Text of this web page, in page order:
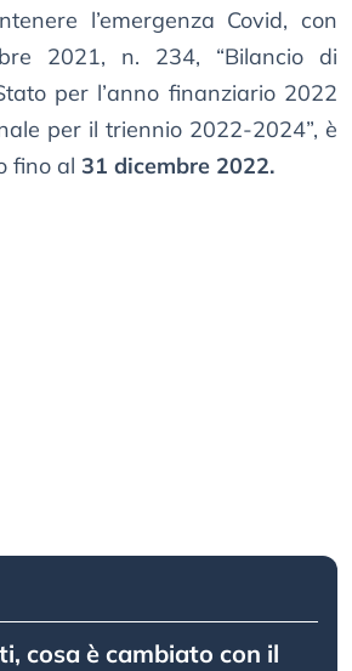
l’emergenza Covid, con
2021, n. 234, “Bilancio di
per l’anno finanziario 2022
per il triennio 2022-2024”, è
fino al 31 dicembre 2022.
cosa è cambiato con il